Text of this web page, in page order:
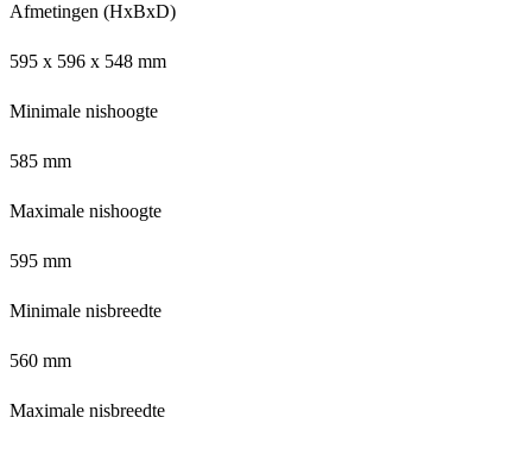
Afmetingen (HxBxD)
595 x 596 x 548 mm
Minimale nishoogte
585 mm
Maximale nishoogte
595 mm
Minimale nisbreedte
560 mm
Maximale nisbreedte